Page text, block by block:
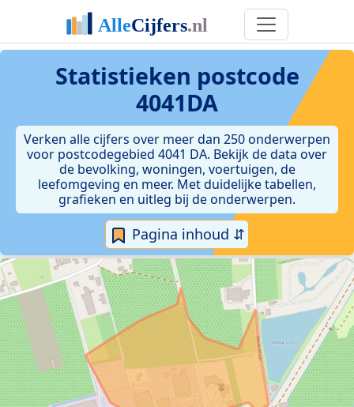
Statistieken postcode
4041DA
Verken alle cijfers over meer dan 250 onderwerpen
voor postcodegebied 4041 DA. Bekijk de data over
de bevolking, woningen, voertuigen, de
leefomgeving en meer. Met duidelijke tabellen,
grafieken en uitleg bij de onderwerpen.
Pagina inhoud ⇵